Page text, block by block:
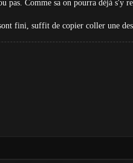
pas. Comme sa on pourra déjà s'y
fini, suffit de copier coller une des